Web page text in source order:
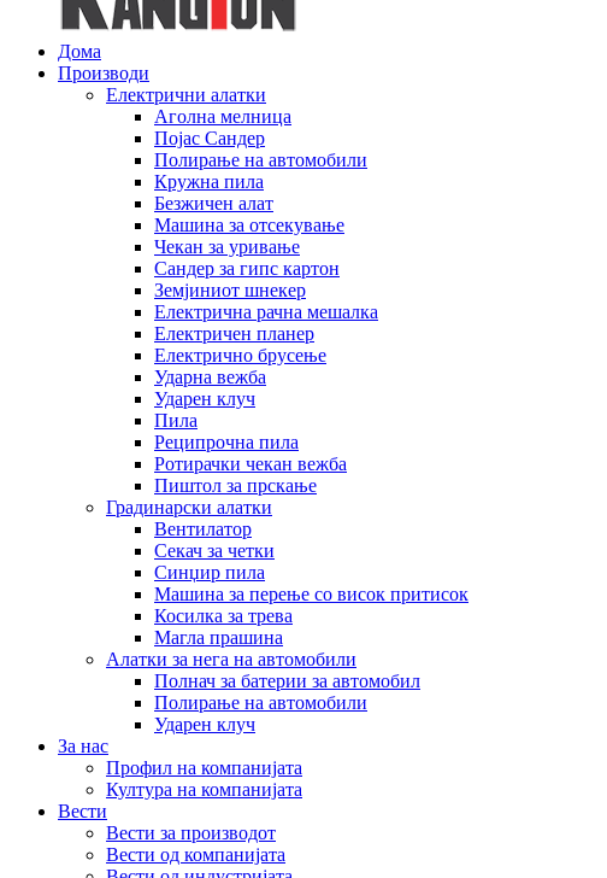
Дома
Производи
Електрични алатки
Аголна мелница
Појас Сандер
Полирање на автомобили
Кружна пила
Безжичен алат
Машина за отсекување
Чекан за уривање
Сандер за гипс картон
Земјиниот шнекер
Електрична рачна мешалка
Електричен планер
Електрично брусење
Ударна вежба
Ударен клуч
Пила
Реципрочна пила
Ротирачки чекан вежба
Пиштол за прскање
Градинарски алатки
Вентилатор
Секач за четки
Синџир пила
Машина за перење со висок притисок
Косилка за трева
Магла прашина
Алатки за нега на автомобили
Полнач за батерии за автомобил
Полирање на автомобили
Ударен клуч
За нас
Профил на компанијата
Култура на компанијата
Вести
Вести за производот
Вести од компанијата